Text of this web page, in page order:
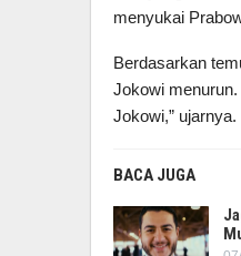
menyukai
Berdasarkan
Jokowi
Jokowi,” ujarnya.
BACA JUGA